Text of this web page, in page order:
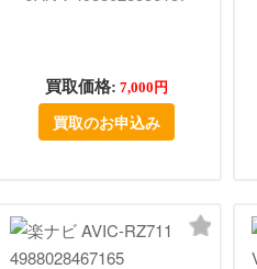
買取価格: 7,000円
買取のお申込み